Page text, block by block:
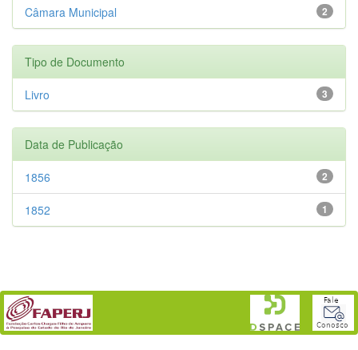
2
Câmara Municipal
Tipo de Documento
3
Livro
Data de Publicação
2
1856
1
1852